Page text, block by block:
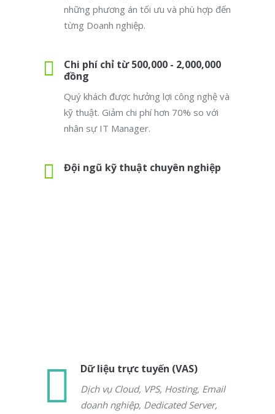
những phương án tối ưu và phù hợp đến
từng Doanh nghiệp.
Chi phí chỉ từ 500,000 - 2,000,000
đồng
Quý khách được hưởng lợi công nghệ và
kỹ thuật. Giảm chi phí hơn 70% so với
nhân sự IT Manager.
Đội ngũ kỹ thuật chuyên nghiệp
Dữ liệu trực tuyến (VAS)
Dịch vụ Cloud, VPS, Hosting, Email
doanh nghiệp, Dedicated Server,